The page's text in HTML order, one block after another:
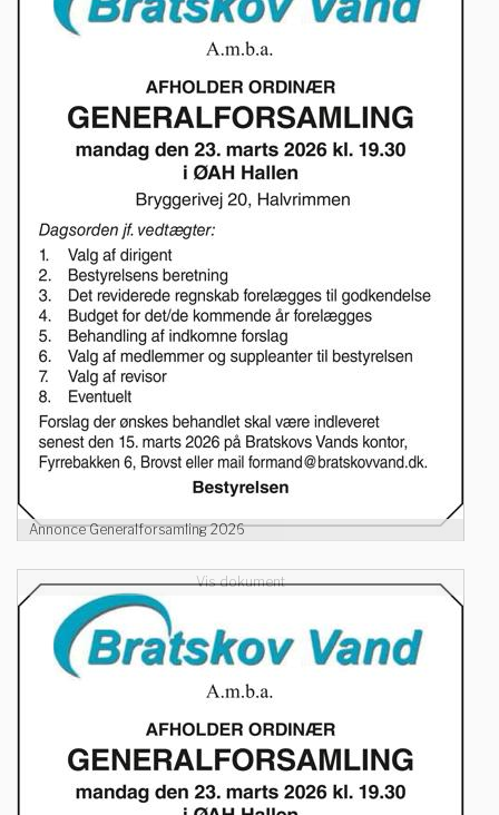
Annonce Generalforsamling 2026
Vis dokument